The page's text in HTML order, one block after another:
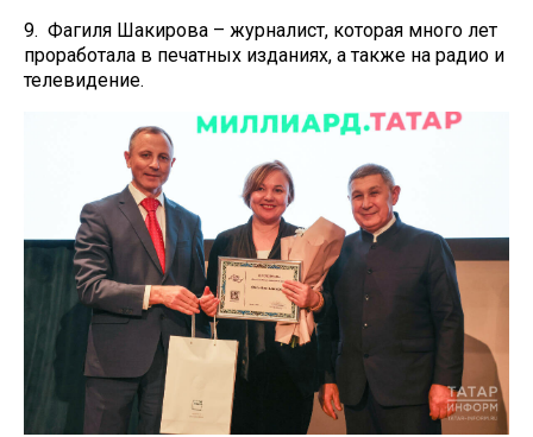
9. Фагиля Шакирова – журналист, которая много лет
проработала в печатных изданиях, а также на радио и
телевидение.